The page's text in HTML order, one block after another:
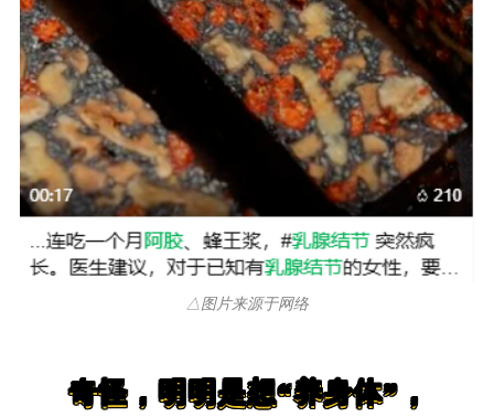
△图片来源于网络
奇怪，明明是想“养身体”，